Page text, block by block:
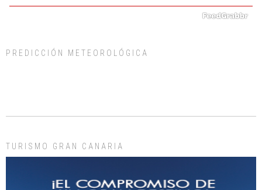
días, ella incluida...
PREDICCIÓN METEOROLÓGICA
TURISMO GRAN CANARIA